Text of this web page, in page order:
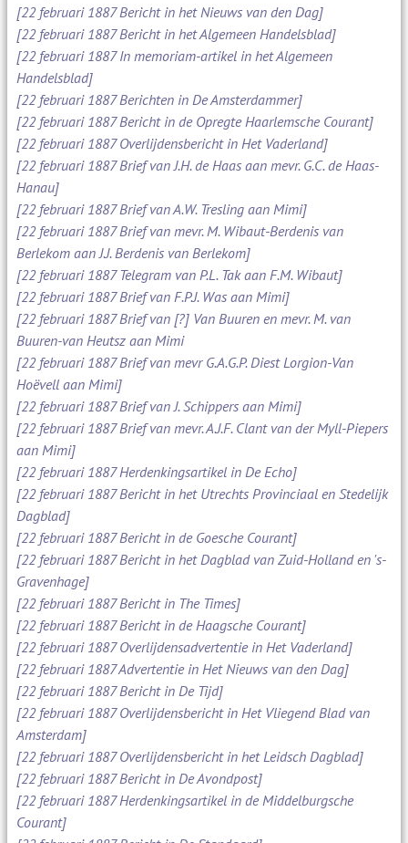
[22 februari 1887 Bericht in het Nieuws van den Dag]
[22 februari 1887 Bericht in het Algemeen Handelsblad]
[22 februari 1887 In memoriam-artikel in het Algemeen
Handelsblad]
[22 februari 1887 Berichten in De Amsterdammer]
[22 februari 1887 Bericht in de Opregte Haarlemsche Courant]
[22 februari 1887 Overlijdensbericht in Het Vaderland]
[22 februari 1887 Brief van J.H. de Haas aan mevr. G.C. de Haas-
Hanau]
[22 februari 1887 Brief van A.W. Tresling aan Mimi]
[22 februari 1887 Brief van mevr. M. Wibaut-Berdenis van
Berlekom aan J.J. Berdenis van Berlekom]
[22 februari 1887 Telegram van P.L. Tak aan F.M. Wibaut]
[22 februari 1887 Brief van F.P.J. Was aan Mimi]
[22 februari 1887 Brief van [?] Van Buuren en mevr. M. van
Buuren-van Heutsz aan Mimi
[22 februari 1887 Brief van mevr G.A.G.P. Diest Lorgion-Van
Hoëvell aan Mimi]
[22 februari 1887 Brief van J. Schippers aan Mimi]
[22 februari 1887 Brief van mevr. A.J.F. Clant van der Myll-Piepers
aan Mimi]
[22 februari 1887 Herdenkingsartikel in De Echo]
[22 februari 1887 Bericht in het Utrechts Provinciaal en Stedelijk
Dagblad]
[22 februari 1887 Bericht in de Goesche Courant]
[22 februari 1887 Bericht in het Dagblad van Zuid-Holland en 's-
Gravenhage]
[22 februari 1887 Bericht in The Times]
[22 februari 1887 Bericht in de Haagsche Courant]
[22 februari 1887 Overlijdensadvertentie in Het Vaderland]
[22 februari 1887 Advertentie in Het Nieuws van den Dag]
[22 februari 1887 Bericht in De Tijd]
[22 februari 1887 Overlijdensbericht in Het Vliegend Blad van
Amsterdam]
[22 februari 1887 Overlijdensbericht in het Leidsch Dagblad]
[22 februari 1887 Bericht in De Avondpost]
[22 februari 1887 Herdenkingsartikel in de Middelburgsche
Courant]